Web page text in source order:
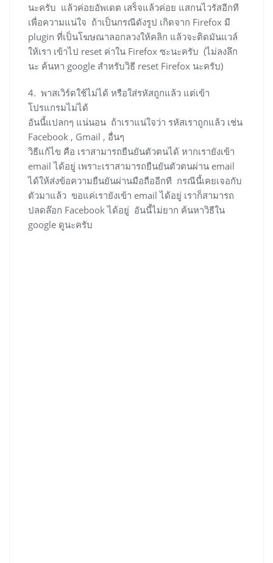
นะครับ แล้วค่อยอัพเดต เสร็จแล้วค่อย แสกนไวรัสอีกที
เพื่อความแน่ใจ ถ้าเป็นกรณีดังรูป เกิดจาก Firefox มี
plugin ที่เป็นโฆษณาลอกลวงให้คลิก แล้วจะติดมันแวล์
ให้เรา เข้าไป reset ค่าใน Firefox ซะนะครับ (ไม่ลงลึก
นะ ค้นหา google สำหรับวิธี reset Firefox นะครับ)
4. พาสเวิร์ดใช้ไม่ได้ หรือใส่รหัสถูกแล้ว แต่เข้า
โปรแกรมไม่ได้
อันนี้แปลกๆ แน่นอน ถ้าเราแน่ใจว่า รหัสเราถูกแล้ว เช่น
Facebook , Gmail , อื่นๆ
วิธีแก้ไข คือ เราสามารถยืนยันตัวตนได้ หากเรายังเข้า
email ได้อยู่ เพราะเราสามารถยืนยันตัวตนผ่าน email
ได้ให้ส่งข้อความยืนยันผ่านมือถืออีกที กรณีนี้เคยเจอกับ
ตัวมาแล้ว ขอแค่เรายังเข้า email ได้อยู่ เราก็สามารถ
ปลดล๊อก Facebook ได้อยู่ อันนี้ไม่ยาก ค้นหาวิธีใน
google ดูนะครับ